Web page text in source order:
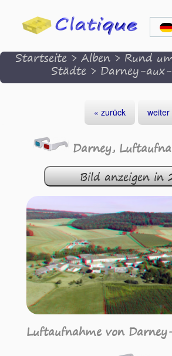
Startseite>Alben>Rund
Städte> Darney-aux-
« zurück weiter
Darney,
Bild anzeigen in
Luftaufnahme von